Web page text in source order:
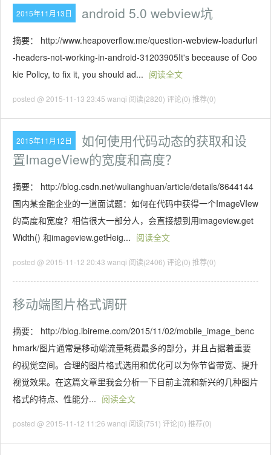
2015年11月13日 android 5.0 webview坑
摘要： http://www.heapoverflow.me/question-webview-loadurlurl
-headers-not-working-in-android-31203905It's beceause of Coo
kie Policy, to fix it, you should ad... 阅读全文
posted @ 2015-11-13 23:45 wanqi 阅读(2820) 评论(0) 推荐(0)
2015年11月12日
如何使用代码动态的获取和设
置ImageView的宽度和高度？
摘要： http://blog.csdn.net/wulianghuan/article/details/8644144
国内某金融企业的一道面试题：如何在代码中获得一个ImageVIew
的高度和宽度？相信很大一部分人，会直接想到用imageview.get
Width() 和imageview.getHeig... 阅读全文
posted @ 2015-11-12 20:43 wanqi 阅读(2406) 评论(0) 推荐(0)
移动端图片格式调研
摘要： http://blog.ibireme.com/2015/11/02/mobile_image_benc
hmark/图片通常是移动端流量耗费最多的部分，并且占据着重要
的视觉空间。合理的图片格式选用和优化可以为你节省带宽、提升
视觉效果。在这篇文章里我会分析一下目前主流和新兴的几种图片
格式的特点、性能分... 阅读全文
posted @ 2015-11-12 11:26 wanqi 阅读(751) 评论(0) 推荐(0)